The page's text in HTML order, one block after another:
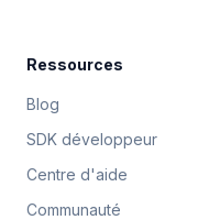
Ressources
Blog
SDK développeur
Centre d'aide
Communauté